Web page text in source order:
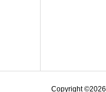
Copyright ©2026